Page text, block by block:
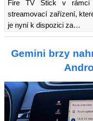
Fire TV Stick v rámci
streamovací zařízení,
je nyní k dispozici za…
Gemini brzy